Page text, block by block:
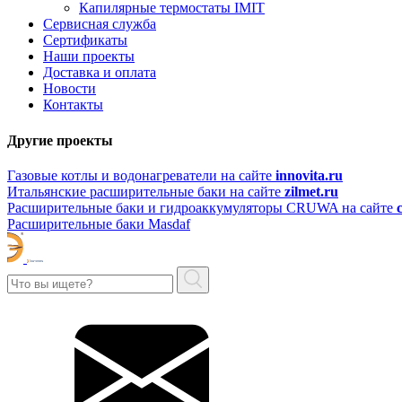
Капилярные термостаты IMIT
Сервисная служба
Сертификаты
Наши проекты
Доставка и оплата
Новости
Контакты
Другие проекты
Газовые котлы и водонагреватели на сайте innovita.ru
Итальянские расширительные баки на сайте zilmet.ru
Расширительные баки и гидроаккумуляторы CRUWA на сайте
Расширительные баки Masdaf